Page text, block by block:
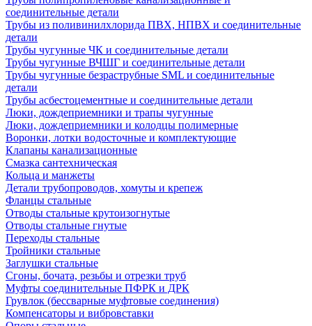
соединительные детали
Трубы из поливинилхлорида ПВХ, НПВХ и соединительные
детали
Трубы чугунные ЧК и соединительные детали
Трубы чугунные ВЧШГ и соединительные детали
Трубы чугунные безраструбные SML и соединительные
детали
Трубы асбестоцементные и соединительные детали
Люки, дождеприемники и трапы чугунные
Люки, дождеприемники и колодцы полимерные
Воронки, лотки водосточные и комплектующие
Клапаны канализационные
Смазка сантехническая
Кольца и манжеты
Детали трубопроводов, хомуты и крепеж
Фланцы стальные
Отводы стальные крутоизогнутые
Отводы стальные гнутые
Переходы стальные
Тройники стальные
Заглушки стальные
Сгоны, бочата, резьбы и отрезки труб
Муфты соединительные ПФРК и ДРК
Грувлок (бессварные муфтовые соединения)
Компенсаторы и вибровставки